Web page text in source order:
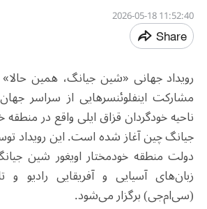
11:52:40 2026-05-18
Share
مشارکت اینفلوئنسرهایی از سراسر
ناحیه خودگردان قزاق ایلی واقع در
جیانگ چین آغاز شده است. این رویداد
دولت منطقه خودمختار اویغور شین
زبان‌های آسیایی و آفریقایی رادیو و
(سی‌ام‌جی) برگزار می‌شود.